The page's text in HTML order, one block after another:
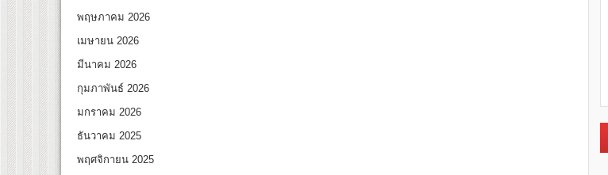
พฤษภาคม 2026
เมษายน 2026
มีนาคม 2026
กุมภาพันธ์ 2026
มกราคม 2026
ธันวาคม 2025
พฤศจิกายน 2025